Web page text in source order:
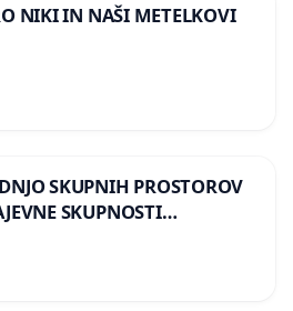
NIKI IN NAŠI METELKOVI
SKUPNIH PROSTOROV
SKUPNOSTI